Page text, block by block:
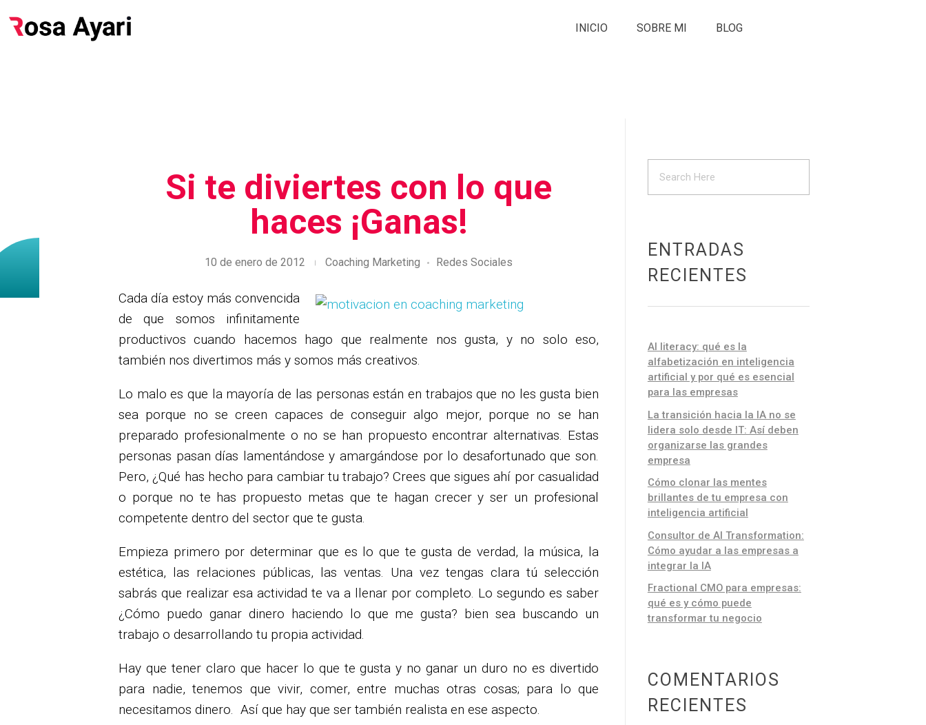
INICIO SOBRE MI BLOG
Si te diviertes con lo que
haces ¡Ganas!
10 de enero de 2012 Coaching Marketing Redes Sociales
Cada día estoy más convencida
de que somos infinitamente
productivos cuando hacemos hago que realmente nos gusta, y no solo eso,
también nos divertimos más y somos más creativos.
Lo malo es que la mayoría de las personas están en trabajos que no les gusta bien
sea porque no se creen capaces de conseguir algo mejor, porque no se han
preparado profesionalmente o no se han propuesto encontrar alternativas. Estas
personas pasan días lamentándose y amargándose por lo desafortunado que son.
Pero, ¿Qué has hecho para cambiar tu trabajo? Crees que sigues ahí por casualidad
o porque no te has propuesto metas que te hagan crecer y ser un profesional
competente dentro del sector que te gusta.
Empieza primero por determinar que es lo que te gusta de verdad, la música, la
estética, las relaciones públicas, las ventas. Una vez tengas clara tú selección
sabrás que realizar esa actividad te va a llenar por completo. Lo segundo es saber
¿Cómo puedo ganar dinero haciendo lo que me gusta? bien sea buscando un
trabajo o desarrollando tu propia actividad.
Hay que tener claro que hacer lo que te gusta y no ganar un duro no es divertido
para nadie, tenemos que vivir, comer, entre muchas otras cosas; para lo que
necesitamos dinero. Así que hay que ser también realista en ese aspecto.
ENTRADAS
RECIENTES
AI literacy: qué es la
alfabetización en inteligencia
artificial y por qué es esencial
para las empresas
La transición hacia la IA no se
lidera solo desde IT: Así deben
organizarse las grandes
empresa
Cómo clonar las mentes
brillantes de tu empresa con
inteligencia artificial
Consultor de AI Transformation:
Cómo ayudar a las empresas a
integrar la IA
Fractional CMO para empresas:
qué es y cómo puede
transformar tu negocio
COMENTARIOS
RECIENTES